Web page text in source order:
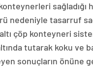
sağladığı
nedeniyle tasarruf
çöp konteyneri
tutarak koku ve
sonuçların önüne